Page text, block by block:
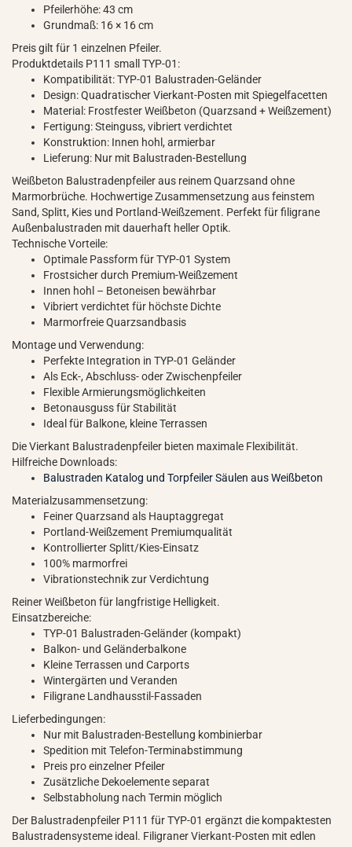
Pfeilerhöhe: 43 cm
Grundmaß: 16 × 16 cm
Preis gilt für 1 einzelnen Pfeiler.
Produktdetails P111 small TYP-01:
Kompatibilität: TYP-01 Balustraden-Geländer
Design: Quadratischer Vierkant-Posten mit Spiegelfacetten
Material: Frostfester Weißbeton (Quarzsand + Weißzement)
Fertigung: Steinguss, vibriert verdichtet
Konstruktion: Innen hohl, armierbar
Lieferung: Nur mit Balustraden-Bestellung
Weißbeton Balustradenpfeiler aus reinem Quarzsand ohne
Marmorbrüche. Hochwertige Zusammensetzung aus feinstem
Sand, Splitt, Kies und Portland-Weißzement. Perfekt für filigrane
Außenbalustraden mit dauerhaft heller Optik.
Technische Vorteile:
Optimale Passform für TYP-01 System
Frostsicher durch Premium-Weißzement
Innen hohl – Betoneisen bewährbar
Vibriert verdichtet für höchste Dichte
Marmorfreie Quarzsandbasis
Montage und Verwendung:
Perfekte Integration in TYP-01 Geländer
Als Eck-, Abschluss- oder Zwischenpfeiler
Flexible Armierungsmöglichkeiten
Betonausguss für Stabilität
Ideal für Balkone, kleine Terrassen
Die Vierkant Balustradenpfeiler bieten maximale Flexibilität.
Hilfreiche Downloads:
Balustraden Katalog und Torpfeiler Säulen aus Weißbeton
Materialzusammensetzung:
Feiner Quarzsand als Hauptaggregat
Portland-Weißzement Premiumqualität
Kontrollierter Splitt/Kies-Einsatz
100% marmorfrei
Vibrationstechnik zur Verdichtung
Reiner Weißbeton für langfristige Helligkeit.
Einsatzbereiche:
TYP-01 Balustraden-Geländer (kompakt)
Balkon- und Geländerbalkone
Kleine Terrassen und Carports
Wintergärten und Veranden
Filigrane Landhausstil-Fassaden
Lieferbedingungen:
Nur mit Balustraden-Bestellung kombinierbar
Spedition mit Telefon-Terminabstimmung
Preis pro einzelner Pfeiler
Zusätzliche Dekoelemente separat
Selbstabholung nach Termin möglich
Der Balustradenpfeiler P111 für TYP-01 ergänzt die kompaktesten
Balustradensysteme ideal. Filigraner Vierkant-Posten mit edlen